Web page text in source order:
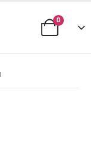
0